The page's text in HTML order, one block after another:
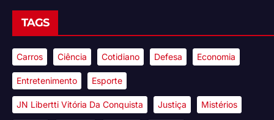
TAGS
Carros Ciência Cotidiano Defesa Economia
Entretenimento Esporte
JN Libertti Vitória Da Conquista Justiça Mistérios